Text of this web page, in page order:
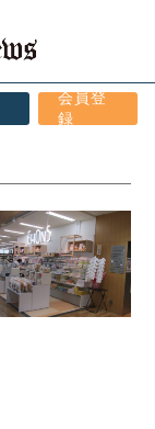
会員登
録